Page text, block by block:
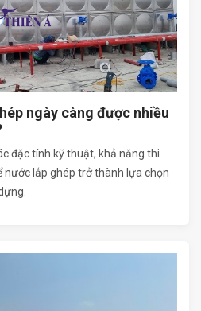
ngày càng được nhiều
đặc tính kỹ thuật, khả năng thi
nước lắp ghép trở thành lựa chọn